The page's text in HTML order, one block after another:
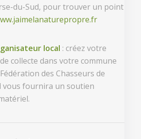
du-Sud, pour trouver un point
local : créez votre
collecte dans votre commune
des Chasseurs de
vous fournira un soutien